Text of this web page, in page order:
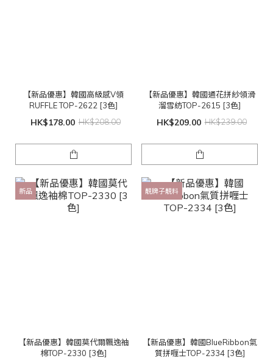
【新品優惠】韓國高級感V領
RUFFLE TOP-2622 [3色]
HK$178.00 HK$208.00
【新品優惠】韓國通花拼紗領滑
溜雪紡TOP-2615 [3色]
HK$209.00 HK$239.00
新品
【新品優惠】韓國莫代爾飄逸袖
棉TOP-2330 [3色]
靚牌子靚料
【新品優惠】韓國BlueRibbon氣
質拼喱士TOP-2334 [3色]